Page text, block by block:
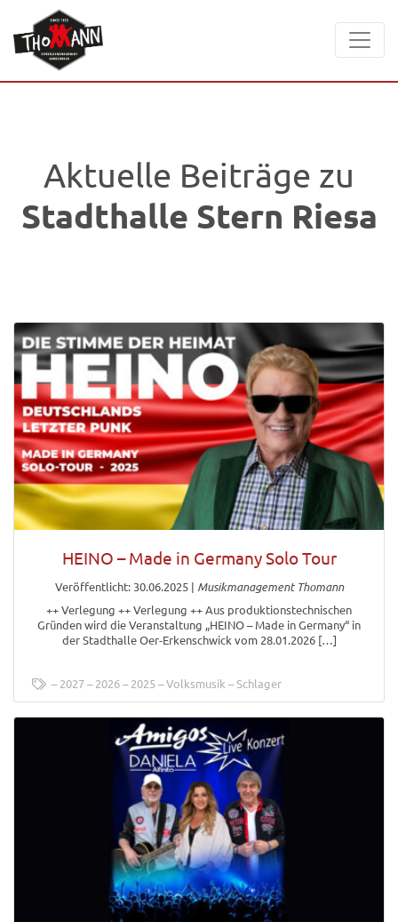
Aktuelle Beiträge zu
Stadthalle Stern Riesa
HEINO – Made in Germany Solo Tour
Veröffentlicht: 30.06.2025| Musikmanagement Thomann
++ Verlegung ++ Verlegung ++ Aus produktionstechnischen
Gründen wird die Veranstaltung „HEINO – Made in Germany“ in
der Stadthalle Oer-Erkenschwick vom 28.01.2026 […]
2027 2026 2025 Volksmusik Schlager